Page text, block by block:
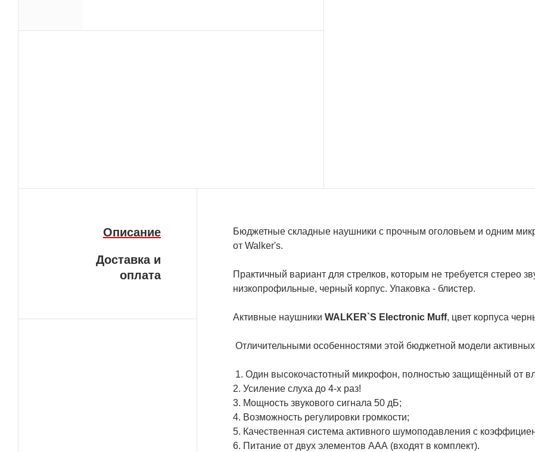
Описание
Доставка и
оплата
Бюджетные складные наушники с прочным оголовьем и одним
от Walker's.
Практичный вариант для стрелков, которым не требуется стерео
низкопрофильные, черный корпус. Упаковка - блистер.
Активные наушники WALKER`S Electronic Muff, цвет корпуса
Отличительными особенностями этой бюджетной модели
1. Один высокочастотный микрофон, полностью защищённый от
2. Усиление слуха до 4-х раз!
3. Мощность звукового сигнала 50 дБ;
4. Возможность регулировки громкости;
5. Качественная система активного шумоподавления с
6. Питание от двух элементов ААА (входят в комплект).